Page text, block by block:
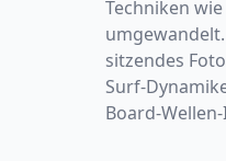
Techniken
sitzendes
Surf-
Board-